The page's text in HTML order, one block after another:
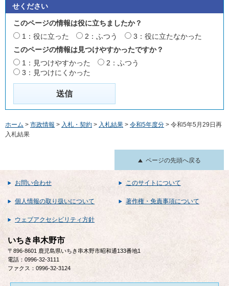
せください
このページの情報は役に立ちましたか？
1：役に立った
2：ふつう
3：役に立たなかった
このページの情報は見つけやすかったですか？
1：見つけやすかった
2：ふつう
3：見つけにくかった
ホーム > 市政情報 > 入札・契約 > 入札結果 > 令和5年度分 > 令和5年5月29日再
入札結果
ページの先頭へ戻る
お問い合わせ このサイトについて
個人情報の取り扱いについて 著作権・免責事項について
ウェブアクセシビリティ方針
いちき串木野市
〒896-8601 鹿児島県いちき串木野市昭和通133番地1
電話：0996-32-3111
ファクス：0996-32-3124